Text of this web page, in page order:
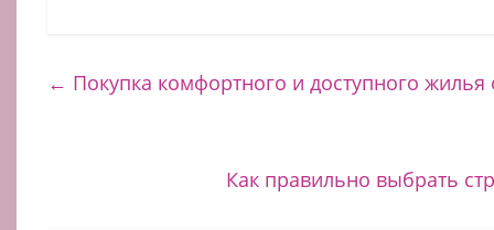
← Покупка комфортного и доступного жилья
Как правильно выбрать